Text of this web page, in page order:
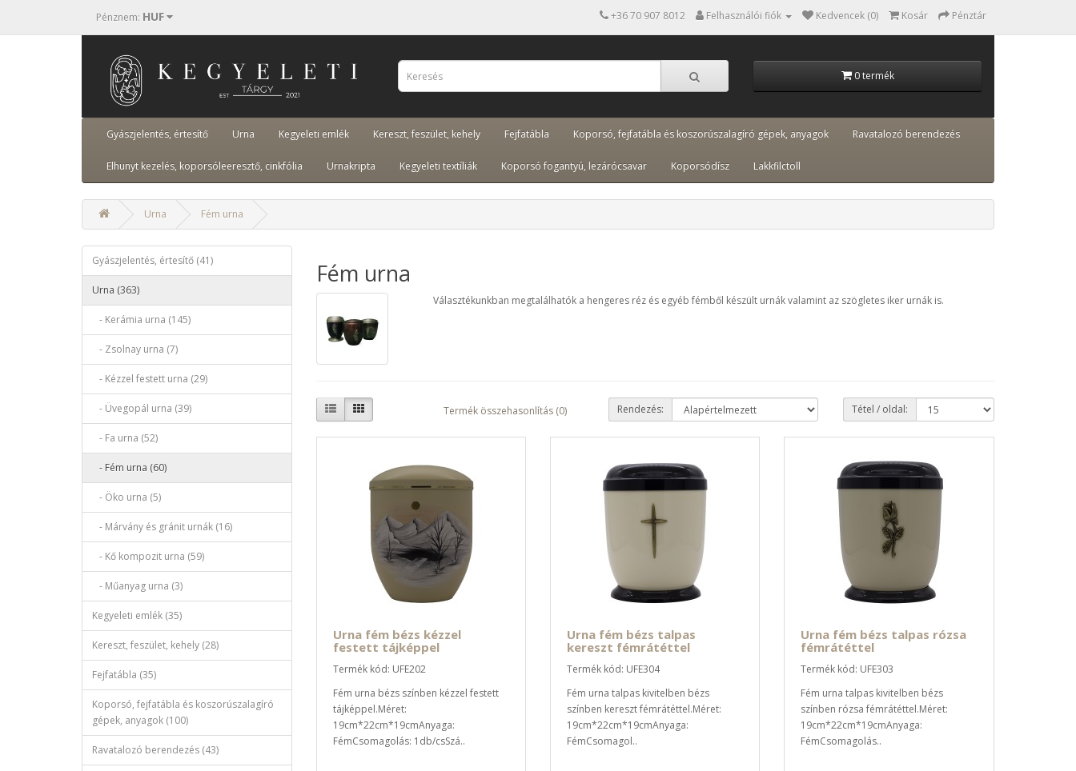
Pénznem: HUF +36 70 907 8012 Felhasználói fiók Kedvencek (0) Kosár Pénztár
0 termék
Gyászjelentés, értesítő Urna Kegyeleti emlék Kereszt, feszület, kehely Fejfatábla Koporsó, fejfatábla és koszorúszalagíró gépek, anyagok Ravatalozó berendezés
Elhunyt kezelés, koporsóleeresztő, cinkfólia Urnakripta Kegyeleti textíliák Koporsó fogantyú, lezárócsavar Koporsódísz Lakkfilctoll
Urna Fém urna
Gyászjelentés, értesítő (41)
Urna (363)
- Kerámia urna (145)
- Zsolnay urna (7)
- Kézzel festett urna (29)
- Üvegopál urna (39)
- Fa urna (52)
- Fém urna (60)
- Öko urna (5)
- Márvány és gránit urnák (16)
- Kő kompozit urna (59)
- Műanyag urna (3)
Kegyeleti emlék (35)
Kereszt, feszület, kehely (28)
Fejfatábla (35)
Koporsó, fejfatábla és koszorúszalagíró
gépek, anyagok (100)
Ravatalozó berendezés (43)
Fém urna
Választékunkban megtalálhatók a hengeres réz és egyéb fémből készült urnák valamint az szögletes iker urnák is.
Termék összehasonlítás (0) Rendezés: Tétel / oldal:
Urna fém bézs kézzel
festett tájképpel
Termék kód: UFE202
Fém urna bézs színben kézzel festett
tájképpel.Méret:
19cm*22cm*19cmAnyaga:
FémCsomagolás: 1db/csSzá..
Urna fém bézs talpas
kereszt fémrátéttel
Termék kód: UFE304
Fém urna talpas kivitelben bézs
színben kereszt fémrátéttel.Méret:
19cm*22cm*19cmAnyaga:
FémCsomagol..
Urna fém bézs talpas rózsa
fémrátéttel
Termék kód: UFE303
Fém urna talpas kivitelben bézs
színben rózsa fémrátéttel.Méret:
19cm*22cm*19cmAnyaga:
FémCsomagolás..